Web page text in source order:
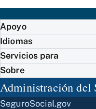
Apoyo
Idiomas
Servicios para
Sobre
Administración del
SeguroSocial.gov